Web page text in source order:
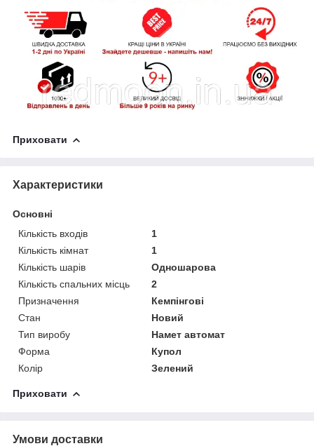
Приховати
Характеристики
Основні
Кількість входів
1
Кількість кімнат
1
Кількість шарів
Одношарова
Кількість спальних місць
2
Призначення
Кемпінгові
Стан
Новий
Тип виробу
Намет автомат
Форма
Купол
Колір
Зелений
Приховати
Умови доставки